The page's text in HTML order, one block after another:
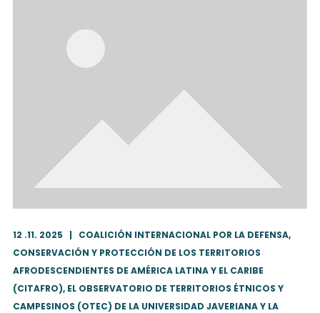
12 .11. 2025 | COALICIÓN INTERNACIONAL POR LA DEFENSA,
CONSERVACIÓN Y PROTECCIÓN DE LOS TERRITORIOS
AFRODESCENDIENTES DE AMÉRICA LATINA Y EL CARIBE
(CITAFRO), EL OBSERVATORIO DE TERRITORIOS ÉTNICOS Y
CAMPESINOS (OTEC) DE LA UNIVERSIDAD JAVERIANA Y LA